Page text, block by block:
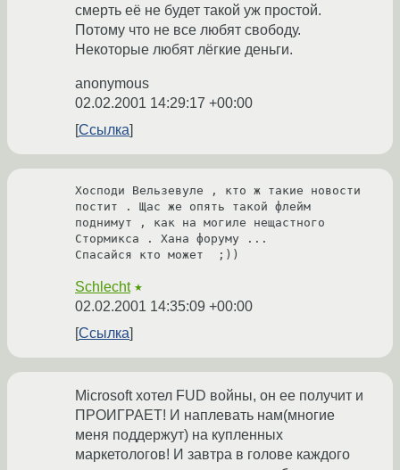
смерть её не будет такой уж простой.
Потому что не все любят свободу.
Некоторые любят лёгкие деньги.
anonymous
02.02.2001 14:29:17 +00:00
Ссылка
Хосподи Вельзевуле , кто ж такие новости
постит . Щас же опять такой флейм
поднимут , как на могиле нещастного
Стормикса . Хана форуму ...
Спасайся кто может  ;))
Schlecht ★
02.02.2001 14:35:09 +00:00
Ссылка
Мicrosoft хотел FUD войны, он ее получит и
ПРОИГРАЕТ! И наплевать нам(многие
меня поддержут) на купленных
маркетологов! И завтра в голове каждого